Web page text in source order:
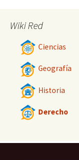
Wiki Red
Ciencias
Geografía
Historia
Derecho